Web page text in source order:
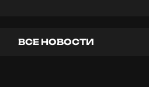
ВСЕ НОВОСТИ